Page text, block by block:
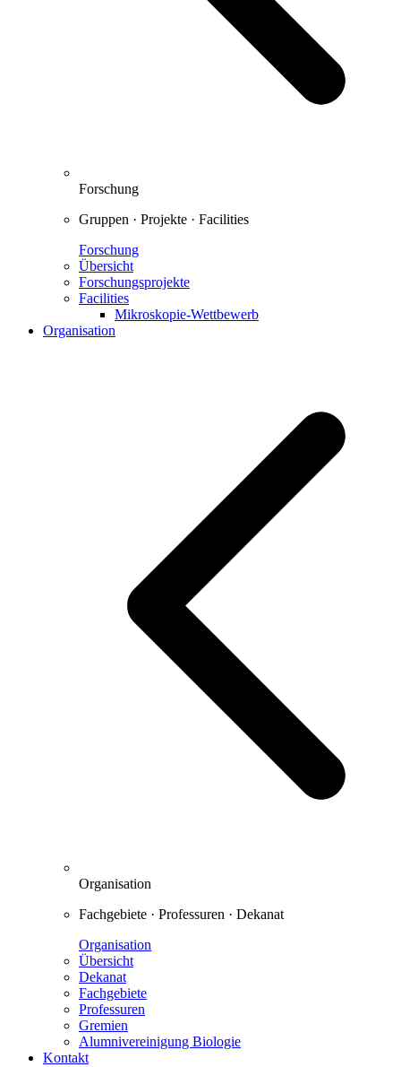
Forschung
Gruppen · Projekte · Facilities
Forschung
Übersicht
Forschungsprojekte
Facilities
Mikroskopie-Wettbewerb
Organisation
Organisation
Fachgebiete · Professuren · Dekanat
Organisation
Übersicht
Dekanat
Fachgebiete
Professuren
Gremien
Alumnivereinigung Biologie
Kontakt